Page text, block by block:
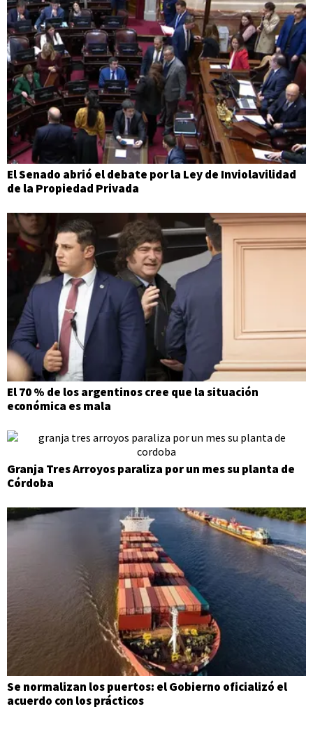
El Senado abrió el debate por la Ley de Inviolavilidad
de la Propiedad Privada
El 70 % de los argentinos cree que la situación
económica es mala
Granja Tres Arroyos paraliza por un mes su planta de
Córdoba
Se normalizan los puertos: el Gobierno oficializó el
acuerdo con los prácticos